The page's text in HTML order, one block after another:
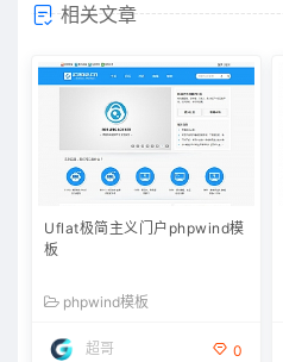
相关文章
Uflat极简主义门户phpwind模
板
phpwind模板
超哥 0